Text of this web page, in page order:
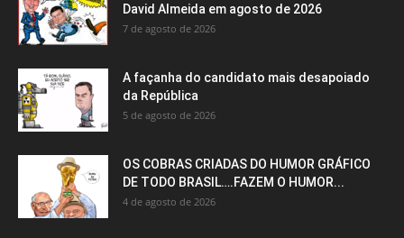
David Almeida em agosto de 2026
7 de agosto de 2026
A façanha do candidato mais desapoiado
da República
5 de agosto de 2026
OS COBRAS CRIADAS DO HUMOR GRÁFICO
DE TODO BRASIL….FAZEM O HUMOR...
4 de agosto de 2026